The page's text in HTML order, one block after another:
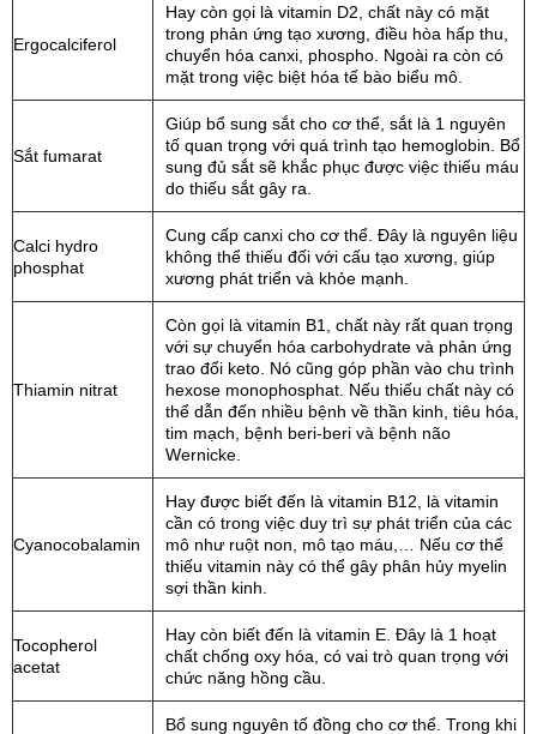
Ergocalciferol
Hay còn gọi là vitamin D2, chất này có mặt
trong phản ứng tạo xương, điều hòa hấp thu,
chuyển hóa canxi, phospho. Ngoài ra còn có
mặt trong việc biệt hóa tế bào biểu mô.
Sắt fumarat
Giúp bổ sung sắt cho cơ thể, sắt là 1 nguyên
tố quan trọng với quá trình tạo hemoglobin. Bổ
sung đủ sắt sẽ khắc phục được việc thiếu máu
do thiếu sắt gây ra.
Calci hydro
phosphat
Cung cấp canxi cho cơ thể. Đây là nguyên liệu
không thể thiếu đối với cấu tạo xương, giúp
xương phát triển và khỏe mạnh.
Thiamin nitrat
Còn gọi là vitamin B1, chất này rất quan trọng
với sự chuyển hóa carbohydrate và phản ứng
trao đổi keto. Nó cũng góp phần vào chu trình
hexose monophosphat. Nếu thiếu chất này có
thể dẫn đến nhiều bệnh về thần kinh, tiêu hóa,
tim mạch, bệnh beri-beri và bệnh não
Wernicke.
Cyanocobalamin
Hay được biết đến là vitamin B12, là vitamin
cần có trong việc duy trì sự phát triển của các
mô như ruột non, mô tạo máu,… Nếu cơ thể
thiếu vitamin này có thể gây phân hủy myelin
sợi thần kinh.
Tocopherol
acetat
Hay còn biết đến là vitamin E. Đây là 1 hoạt
chất chống oxy hóa, có vai trò quan trọng với
chức năng hồng cầu.
Bổ sung nguyên tố đồng cho cơ thể. Trong khi